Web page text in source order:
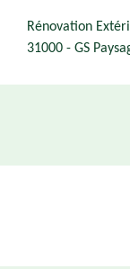
Rénovation
31000 - GS